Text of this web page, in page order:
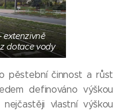
extenzivně
dotace vody
pěstební činnost a růst
definováno výškou
vlastní výškou